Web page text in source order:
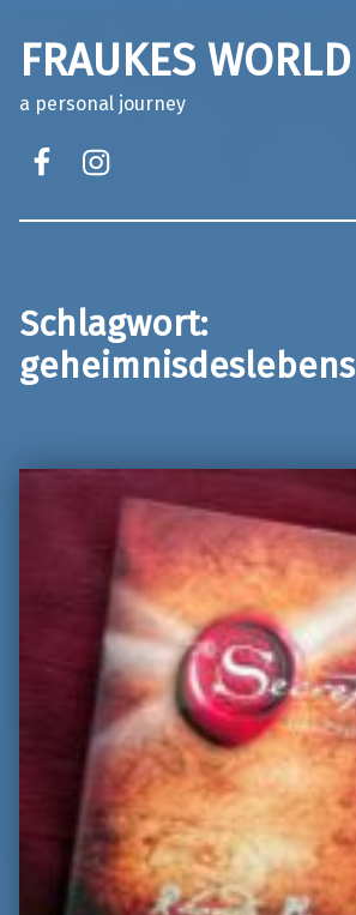
FRAUKES WORLD
a personal journey
Schlagwort:
geheimnisdeslebens